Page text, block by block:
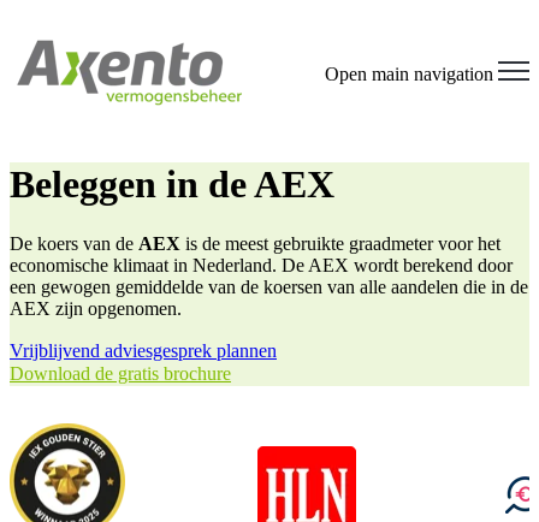
Open main navigation
Beleggen in de AEX
De koers van de AEX is de meest gebruikte graadmeter voor het
economische klimaat in Nederland. De AEX wordt berekend door
een gewogen gemiddelde van de koersen van alle aandelen die in de
AEX zijn opgenomen.
Vrijblijvend adviesgesprek plannen
Download de gratis brochure